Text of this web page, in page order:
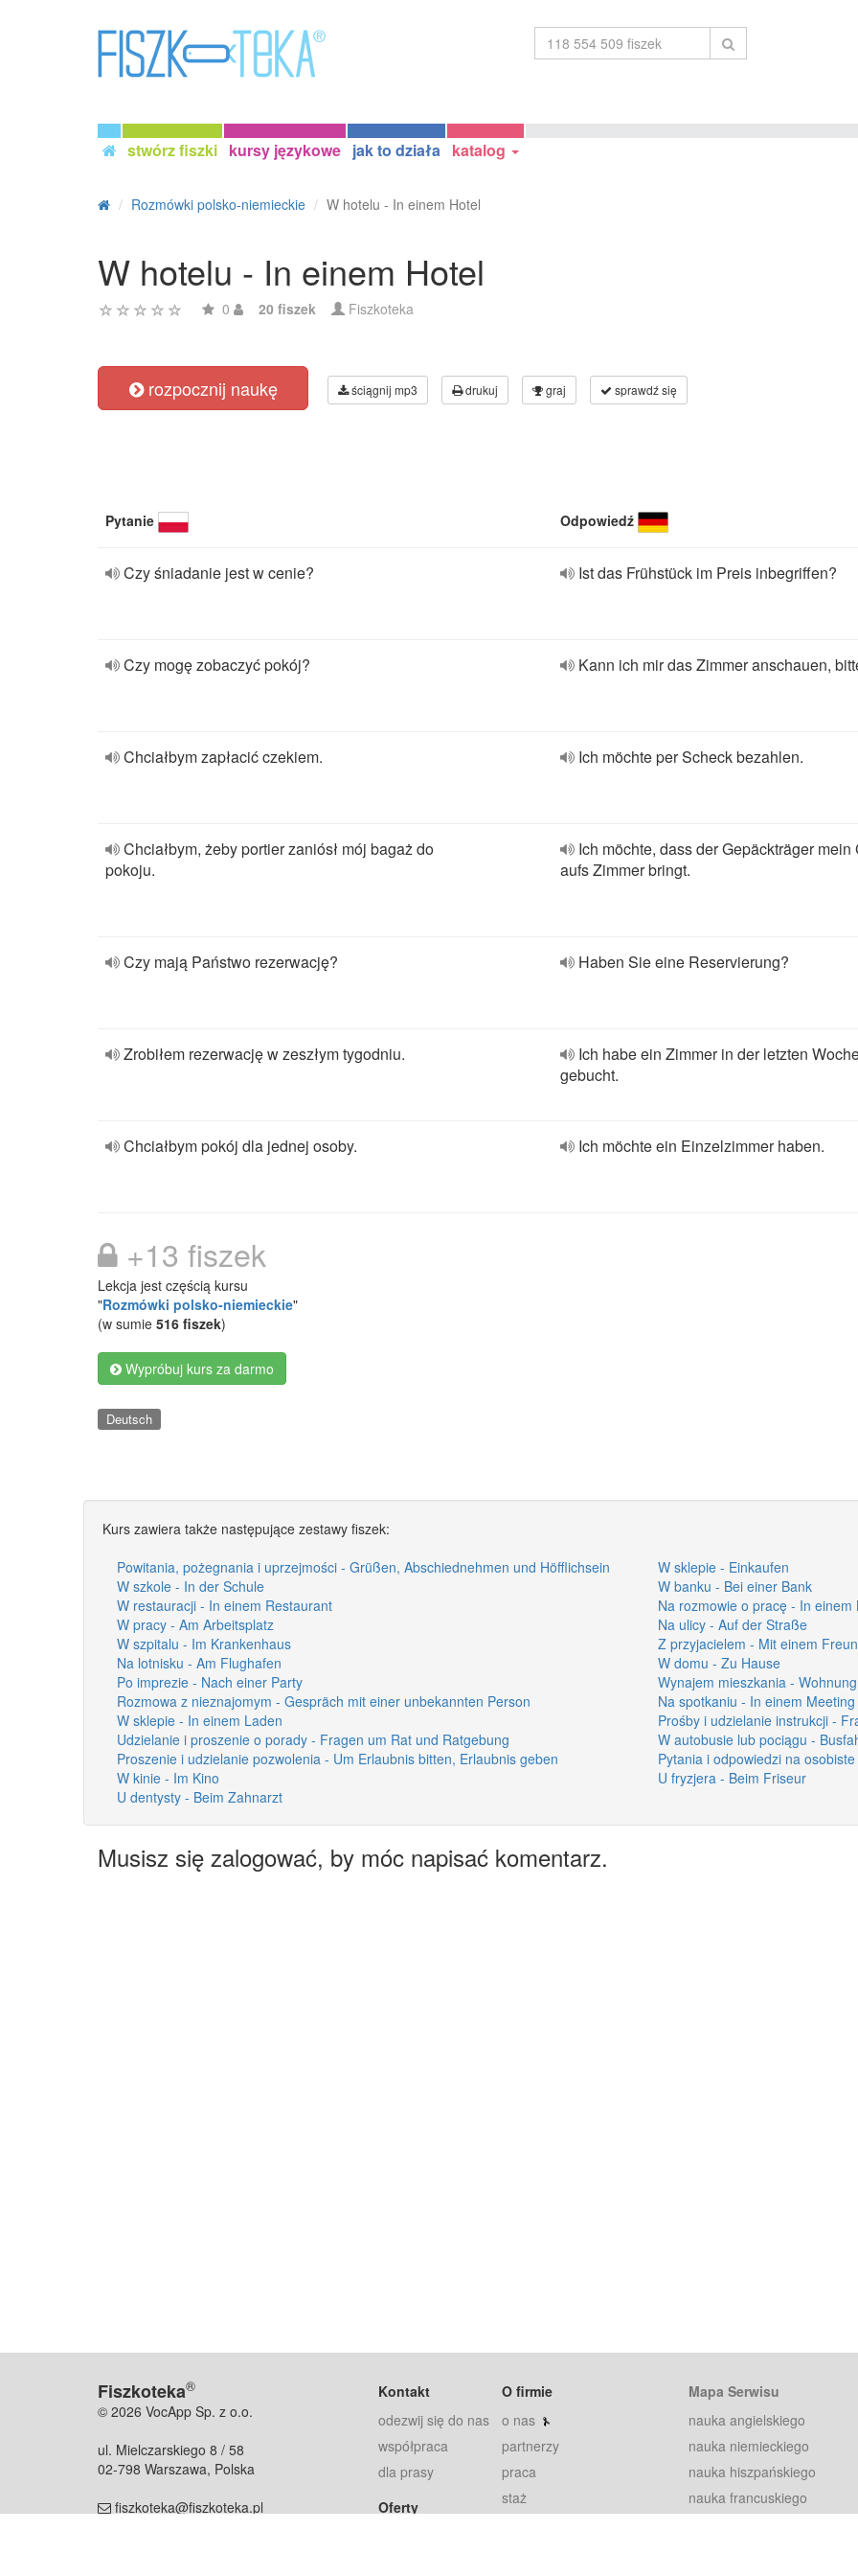
stwórz fiszki kursy językowe jak to działa katalog
Rozmówki polsko-niemieckie W hotelu - In einem Hotel
W hotelu - In einem Hotel
0 20 fiszek Fiszkoteka
rozpocznij naukę ściągnij mp3 drukuj graj sprawdź się
Pytanie Odpowiedź
Czy śniadanie jest w cenie? Ist das Frühstück im Preis inbegriffen?
Czy mogę zobaczyć pokój? Kann ich mir das Zimmer anschauen,
Chciałbym zapłacić czekiem. Ich möchte per Scheck bezahlen.
Chciałbym, żeby portier zaniósł mój bagaż do
pokoju.
Ich möchte, dass der Gepäckträger mein
aufs Zimmer bringt.
Czy mają Państwo rezerwację? Haben Sie eine Reservierung?
Zrobiłem rezerwację w zeszłym tygodniu.
Ich habe ein Zimmer in der letzten
gebucht.
Chciałbym pokój dla jednej osoby. Ich möchte ein Einzelzimmer haben.
+13 fiszek
Lekcja jest częścią kursu
"Rozmówki polsko-niemieckie"
(w sumie 516 fiszek)
Wypróbuj kurs za darmo
Deutsch
Kurs zawiera także następujące zestawy fiszek:
Powitania, pożegnania i uprzejmości - Grüßen, Abschiednehmen und Höfflichsein
W sklepie - Einkaufen
W szkole - In der Schule
W banku - Bei einer Bank
W restauracji - In einem Restaurant
Na rozmowie o pracę - In
W pracy - Am Arbeitsplatz
Na ulicy - Auf der Straße
W szpitalu - Im Krankenhaus
Z przyjacielem - Mit einem
Na lotnisku - Am Flughafen
W domu - Zu Hause
Po imprezie - Nach einer Party
Wynajem mieszkania -
Rozmowa z nieznajomym - Gespräch mit einer unbekannten Person
Na spotkaniu - In einem Meeting
W sklepie - In einem Laden
Prośby i udzielanie instrukcji -
Udzielanie i proszenie o porady - Fragen um Rat und Ratgebung
W autobusie lub pociągu -
Proszenie i udzielanie pozwolenia - Um Erlaubnis bitten, Erlaubnis geben
Pytania i odpowiedzi na
W kinie - Im Kino
U fryzjera - Beim Friseur
U dentysty - Beim Zahnarzt
Musisz się zalogować, by móc napisać komentarz.
Fiszkoteka®
© 2026 VocApp Sp. z o.o.
ul. Mielczarskiego 8 / 58
02-798 Warszawa, Polska
fiszkoteka@fiszkoteka.pl
Kontakt
odezwij się do nas
współpraca
dla prasy
Oferty
O firmie
o nas
partnerzy
praca
staż
Mapa Serwisu
nauka angielskiego
nauka niemieckiego
nauka hiszpańskiego
nauka francuskiego